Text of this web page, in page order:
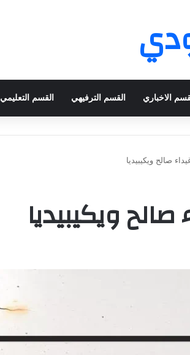
الاخباري القسم الترفيهي القسم التعليمي
صالح ويكيبيديا
ويكيبيديا